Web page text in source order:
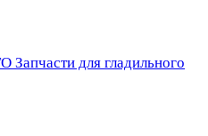
Запчасти для гладильного